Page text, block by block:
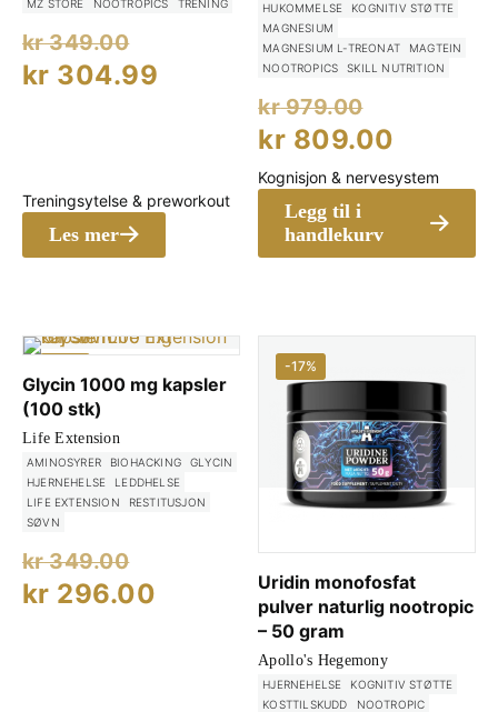
MZ STORE
NOOTROPICS TRENING
kr349.00
Opprinnelig
pris
kr 349.00.
kr 304.99 Nåværende
kr 304.99.
Les mer
Treningsytelse & preworkout
HUKOMMELSE
KOGNITIV STØTTE
MAGNESIUM
MAGNESIUM L-TREONAT
MAGTEIN
NOOTROPICS
SKILL NUTRITION
kr979.00
pris
var:
kr 809.00
pris
kr
Legg til i
handlekurv
Kognisjon & nervesystem
Glycin 1000 mg kapsler
(100 stk)
Life Extension
AMINOSYRER BIOHACKING
GLYCIN
HJERNEHELSE
LEDDHELSE
LIFE EXTENSION
RESTITUSJON
SØVN
kr349.00
Opprinnelig
pris
kr 349.00.
kr 296.00 Nåværende
kr 296.00.
-17%
Uridin monofosfat
pulver naturlig nootropic
– 50 gram
Apollo's Hegemony
HJERNEHELSE
KOGNITIV STØTTE
KOSTTILSKUDD
NOOTROPIC